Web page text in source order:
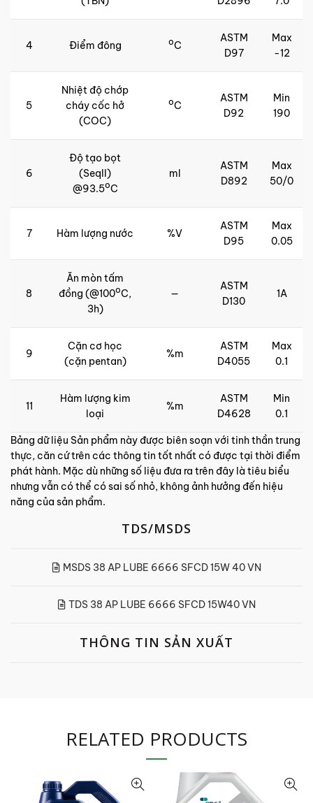
4 Điểm đông oC
ASTM
D97
Max
-12
5
Nhiệt độ chớp
cháy cốc hở
(COC)
oC
ASTM
D92
Min
190
6
Độ tạo bọt
(SeqII)
@93.5oC
ml
ASTM
D892
Max
50/0
7 Hàm lượng nước %V
ASTM
D95
Max
0.05
8
Ăn mòn tấm
đồng (@100oC,
3h)
—
ASTM
D130
1A
9
Cặn cơ học
(cặn pentan)
%m
ASTM
D4055
Max
0.1
11
Hàm lượng kim
loại
%m
ASTM
D4628
Min
0.1
Bảng dữ liệu Sản phẩm này được biên soạn với tinh thần trung
thực, căn cứ trên các thông tin tốt nhất có được tại thời điểm
phát hành. Mặc dù những số liệu đưa ra trên đây là tiêu biểu
nhưng vẫn có thể có sai số nhỏ, không ảnh hưởng đến hiệu
năng của sản phẩm.
TDS/MSDS
MSDS 38 AP LUBE 6666 SFCD 15W 40 VN
TDS 38 AP LUBE 6666 SFCD 15W40 VN
THÔNG TIN SẢN XUẤT
RELATED PRODUCTS